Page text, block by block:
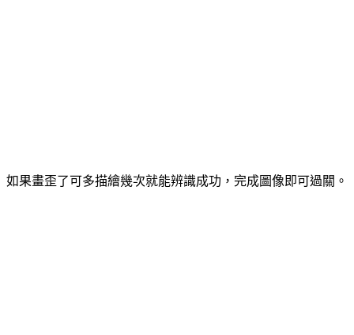
如果畫歪了可多描繪幾次就能辨識成功，完成圖像即可過關。